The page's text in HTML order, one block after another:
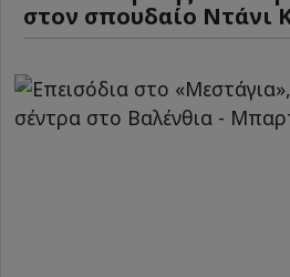
στον σπουδαίο Ντάνι